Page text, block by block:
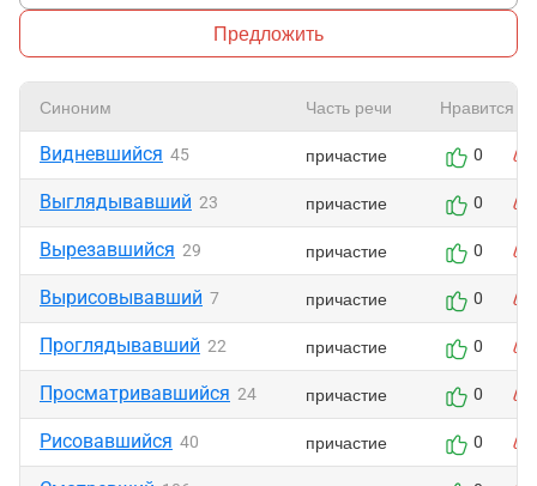
Предложить
Синоним Часть речи Нравится
Видневшийся 45 причастие 0
Выглядывавший 23 причастие 0
Вырезавшийся 29 причастие 0
Вырисовывавший 7 причастие 0
Проглядывавший 22 причастие 0
Просматривавшийся 24 причастие 0
Рисовавшийся 40 причастие 0